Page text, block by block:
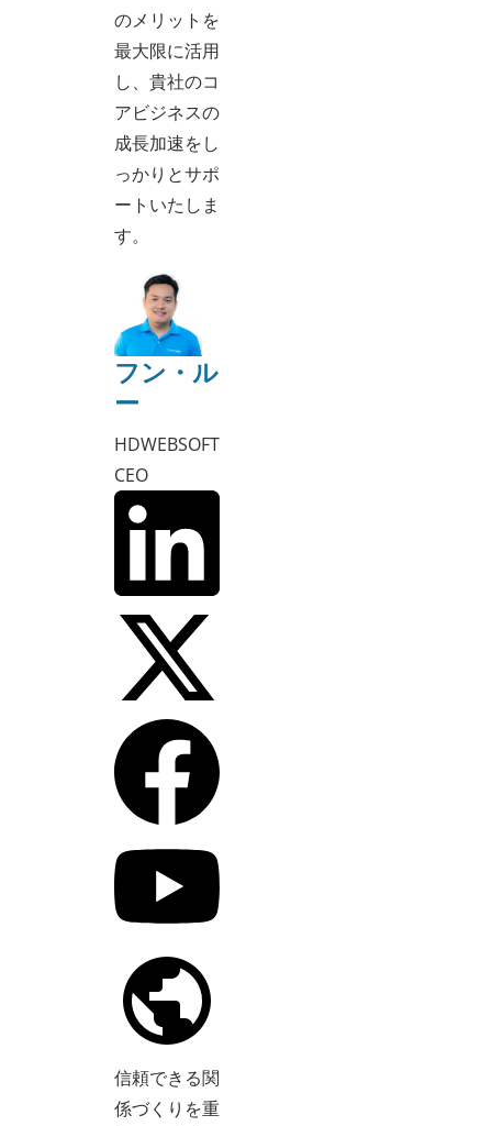
のメリットを
最大限に活用
し、貴社のコ
アビジネスの
成長加速をし
っかりとサポ
ートいたしま
す。
フン・ル
ー
HDWEBSOFT
CEO
信頼できる関
係づくりを重